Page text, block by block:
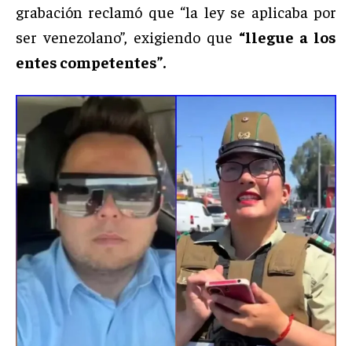
grabación reclamó que “la ley se aplicaba por
ser venezolano”, exigiendo que “llegue a los
entes competentes”.